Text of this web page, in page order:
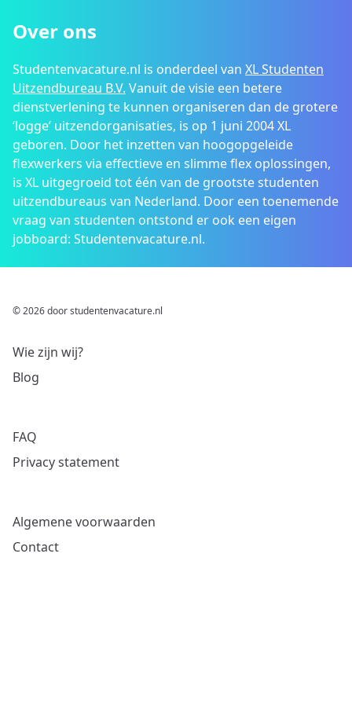
Over ons
Studentenvacature.nl is onderdeel van XL Studenten
Uitzendbureau B.V. Vanuit de visie een betere
dienstverlening te kunnen organiseren dan de grotere
‘logge’ uitzendorganisaties, is op 1 juni 2004 XL
geboren. Door het inzetten van hoogopgeleide
flexwerkers via effectieve en slimme flex oplossingen,
is XL uitgegroeid tot één van de grootste studenten
uitzendbureaus van Nederland. Door een toenemende
vraag van studenten ontstond er ook een eigen
jobboard: Studentenvacature.nl.
© 2026 door studentenvacature.nl
Wie zijn wij?
Blog
FAQ
Privacy statement
Algemene voorwaarden
Contact